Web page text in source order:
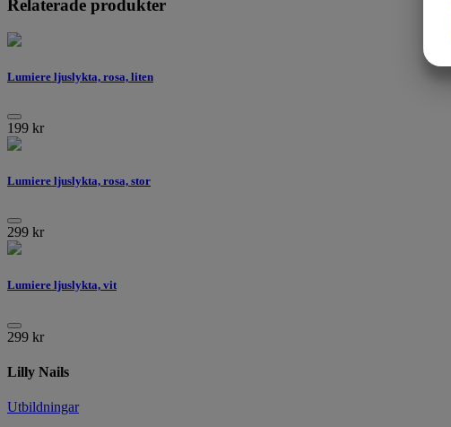
Relaterade produkter
Lumiere ljuslykta, rosa, liten
199 kr
Lumiere ljuslykta, rosa, stor
299 kr
Lumiere ljuslykta, vit
299 kr
Lilly Nails
Utbildningar